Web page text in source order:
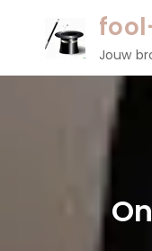
Jouw